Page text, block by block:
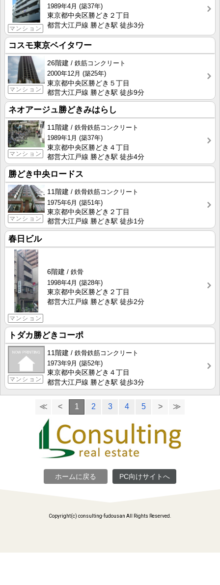
マンション
1989年4月 (築37年)
東京都中央区勝どき２丁目
都営大江戸線 勝どき駅 徒歩3分
コスモ東京ベイタワー
マンション
26階建
鉄筋コンクリート
2000年12月 (築25年)
東京都中央区勝どき５丁目
都営大江戸線 勝どき駅 徒歩9分
ネオアージュ勝どきみはらし
マンション
11階建
鉄骨鉄筋コンクリート
1989年1月 (築37年)
東京都中央区勝どき４丁目
都営大江戸線 勝どき駅 徒歩4分
勝どき中央ロードス
マンション
11階建
鉄骨鉄筋コンクリート
1975年6月 (築51年)
東京都中央区勝どき２丁目
都営大江戸線 勝どき駅 徒歩1分
春日ビル
マンション
6階建
鉄骨
1998年4月 (築28年)
東京都中央区勝どき２丁目
都営大江戸線 勝どき駅 徒歩2分
トダカ勝どきコーポ
マンション
11階建
鉄骨鉄筋コンクリート
1973年9月 (築52年)
東京都中央区勝どき４丁目
都営大江戸線 勝どき駅 徒歩3分
≪ < 1 2 3 4 5 > ≫
ホームに戻る PC向けサイトへ
Copyright(c) consulting-fudousan All Rights Reserved.